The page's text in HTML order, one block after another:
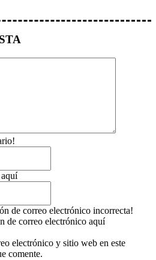
de correo electrónico incorrecta!
de correo electrónico aquí
electrónico y sitio web en este
comente.